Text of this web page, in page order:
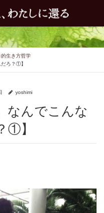
生き方哲学
ろ？①】
yoshimi
①】